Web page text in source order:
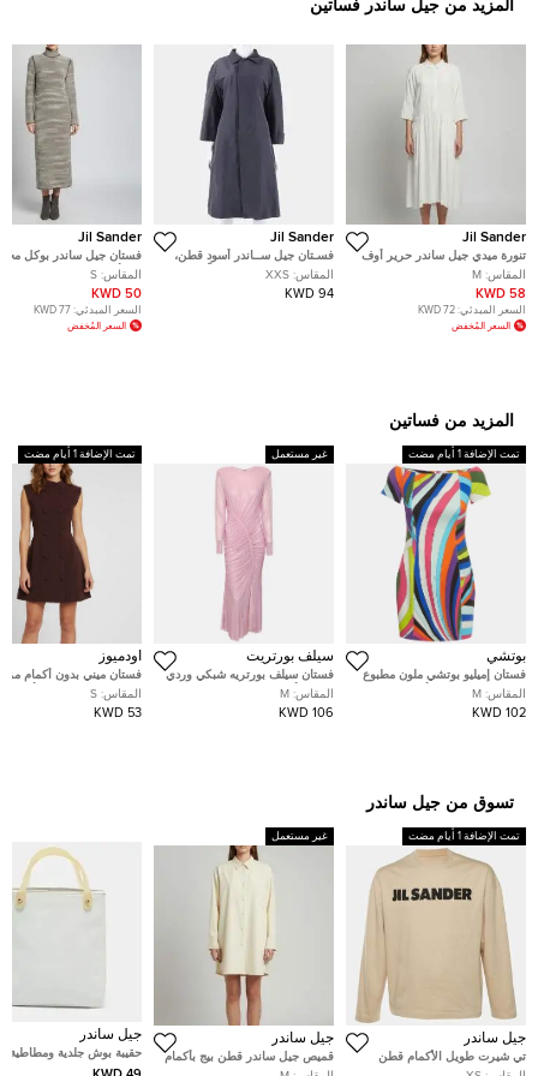
المزيد من جيل ساندر فساتين
Jil Sander
تنورة ميدي جيل ساندر حرير أوف
وايت مخلوط مقاس متوسط -
ميديوم
المقاس: M
58 KWD
السعر المبدئي: 72 KWD
السعر المُخفض
Jil Sander
فسـتان جيل ســاندر أسود قطن،
بوليستر بحجـم صغـير جداً
المقاس: XXS
94 KWD
Jil Sander
فستان جيل ساندر بوكل
بني/أبيض برقبة قبة طويلة
صغير
المقاس: S
50 KWD
السعر المبدئي: 77 KWD
السعر المُخفض
المزيد من فساتين
تمت الإضافة 1 أيام مضت
بوتشي
فستان إميليو بوتشي ملون مطبوع
إيريدي كريب بدون أكتاف كادي
قصير متوسط
المقاس: M
102 KWD
غير مستعمل
سيلف بورتريت
فستان سيلف بورتريه شبكي وردي
مرصع بأحجار الراين مجمع ميدي
مقاس متوسط - ميديام
المقاس: M
106 KWD
تمت الإضافة 1 أيام مضت
أودميوز
فستان ميني بدون أكمام
الصدر كريب برغندي أودميوز
مقاس صغير
المقاس: S
53 KWD
تسوق من جيل ساندر
تمت الإضافة 1 أيام مضت
جيل ساندر
تي شيرت طويل الأكمام قطن
بشعار جيب ساندير بيج مقاس
غير مستعمل
جيل ساندر
قميص جيل ساندر قطن بيج بأكمام
طويلة كبير
جيل ساندر
حقيبة بوش جلدية ومطاطية
بيضاء جيل ساندر